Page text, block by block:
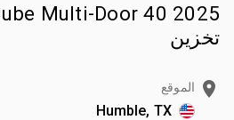
تخزين
الموقع
Humble, TX